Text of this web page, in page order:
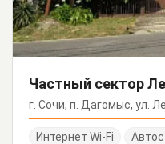
Частный сектор
г. Сочи, п. Дагомыс, ул.
Интернет Wi-Fi